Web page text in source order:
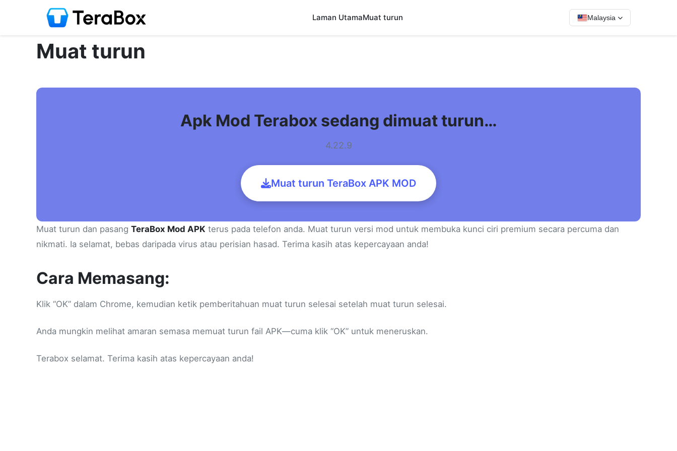
Laman UtamaMuat turun Malaysia
Muat turun
Apk Mod Terabox sedang dimuat turun…
4.22.9
Muat turun TeraBox APK MOD
Muat turun dan pasang TeraBox Mod APK terus pada telefon anda. Muat turun versi mod untuk membuka kunci ciri premium secara percuma dan
nikmati. Ia selamat, bebas daripada virus atau perisian hasad. Terima kasih atas kepercayaan anda!
Cara Memasang:
Klik “OK” dalam Chrome, kemudian ketik pemberitahuan muat turun selesai setelah muat turun selesai.
Anda mungkin melihat amaran semasa memuat turun fail APK—cuma klik “OK” untuk meneruskan.
Terabox selamat. Terima kasih atas kepercayaan anda!